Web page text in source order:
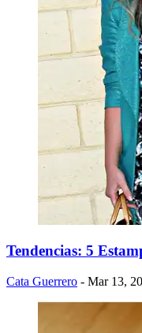
Tendencias: 5
Cata Guerrero - Mar 13,